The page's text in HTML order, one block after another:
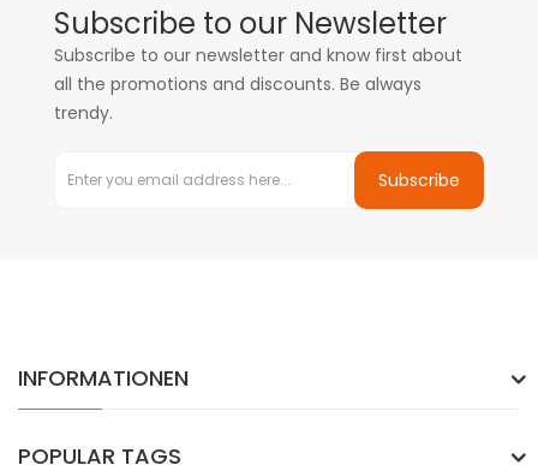
Subscribe to our Newsletter
Subscribe to our newsletter and know first about
all the promotions and discounts. Be always
trendy.
Subscribe
INFORMATIONEN
POPULAR TAGS